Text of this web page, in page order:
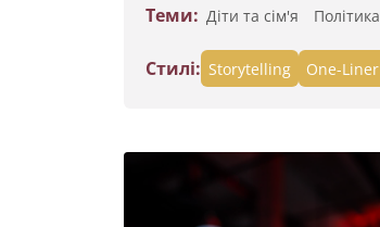
Теми: Діти та сім'я Політика
Стилі: Storytelling One-Liner